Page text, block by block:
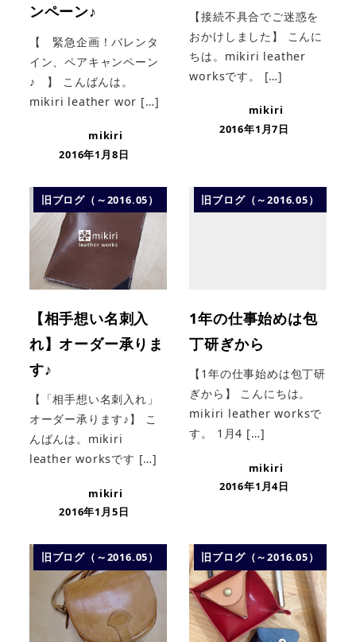
ンペーン♪
【 緊急企画！バレンタ
イン、ペアキャンペーン
♪ 】 こんばんは。
mikiri leather wor […]
mikiri
2016年1月8日
【接続不具合でご迷惑を
おかけしました】 こんに
ちは。mikiri leather
worksです。 […]
mikiri
2016年1月7日
旧ブログ（～2016.05）
【相手想い名刺入
れ】オーダー承りま
す♪
【「相手想い名刺入れ」
オーダー承ります♪】 こ
んばんは。mikiri
leather worksです […]
mikiri
2016年1月5日
旧ブログ（～2016.05）
1年の仕事始めは包
丁研ぎから
【1年の仕事始めは包丁研
ぎから】 こんにちは。
mikiri leather worksで
す。 1月4 […]
mikiri
2016年1月4日
旧ブログ（～2016.05） 旧ブログ（～2016.05）